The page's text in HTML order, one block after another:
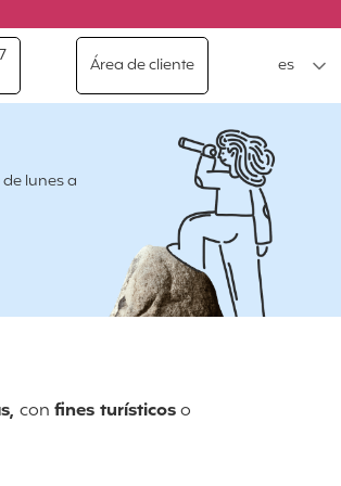
Área de cliente es
lunes a
confines turísticoso